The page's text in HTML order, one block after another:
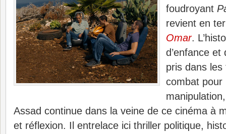
foudroyant
revient en
Omar.
d’enfance et
pris dans
combat pour
Assad continue dans la veine de ce cinéma à
et réflexion. Il entrelace ici thriller politique,